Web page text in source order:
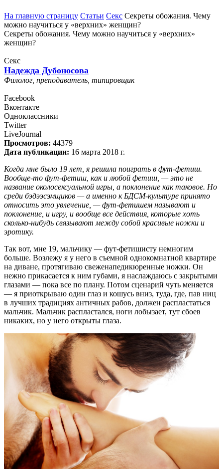
На главную страницу Статьи Секс Секреты обожания. Чему
можно научиться у «верхних» женщин?
Секреты обожания. Чему можно научиться у «верхних»
женщин?
Секс
Надежда Дубоносова
Филолог, преподаватель, типировщик
Facebook
Вконтакте
Одноклассники
Twitter
LiveJournal
Просмотров: 44379
Дата публикации: 16 марта 2018 г.
Когда мне было 19 лет, я решила поиграть в фут-фетиш.
Вообще-то фут-фетиш, как и любой фетиш, — это не
название околосексуальной игры, а поклонение как таковое. Но
среди бэдээсэмщиков — а именно к БДСМ-культуре принято
относить это увлечение, —фут-фетишем называют и
поклонение, и игру, и вообще все действия, которые хоть
сколько-нибудь связывают между собой красивые ножки и
эротику.
Так вот, мне 19, мальчику — фут-фетишисту немногим
больше. Возлежу я у него в съемной однокомнатной квартире
на диване, протягиваю свеженапедикюренные ножки. Он
нежно прикасается к ним губами, я наслаждаюсь с закрытыми
глазами — пока все по плану. Потом сценарий чуть меняется
— я приоткрываю один глаз и кошусь вниз, туда, где, пав ниц
в лучших традициях античных рабов, должен распластаться
мальчик. Мальчик распластался, ноги лобызает, тут сбоев
никаких, но у него открыты глаза.